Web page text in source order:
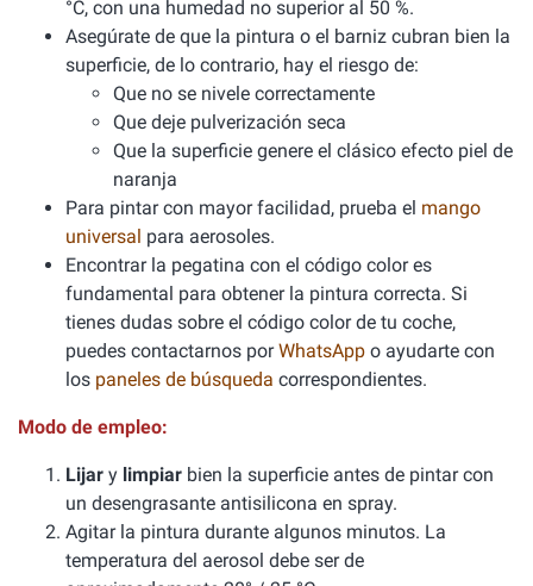
°C, con una humedad no superior al 50 %.
Asegúrate de que la pintura o el barniz cubran bien la
superficie, de lo contrario, hay el riesgo de:
Que no se nivele correctamente
Que deje pulverización seca
Que la superficie genere el clásico efecto piel de
naranja
Para pintar con mayor facilidad, prueba el mango
universal para aerosoles.
Encontrar la pegatina con el código color es
fundamental para obtener la pintura correcta. Si
tienes dudas sobre el código color de tu coche,
puedes contactarnos porWhatsApp o ayudarte con
los paneles de búsqueda correspondientes.
Modo de empleo:
Lijar y limpiar bien la superficie antes de pintar con
un desengrasante antisilicona en spray.
Agitar la pintura durante algunos minutos. La
temperatura del aerosol debe ser de